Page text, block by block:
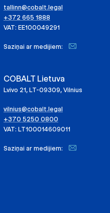
tallinn@cobalt.legal
+372 665 1888
VAT: EE100049291
Saziņai ar medijiem:
COBALT Lietuva
Lvivo 21, LT-09309, Vilnius
vilnius@cobalt.legal
+370 5250 0800
VAT: LT100014609011
Saziņai ar medijiem: